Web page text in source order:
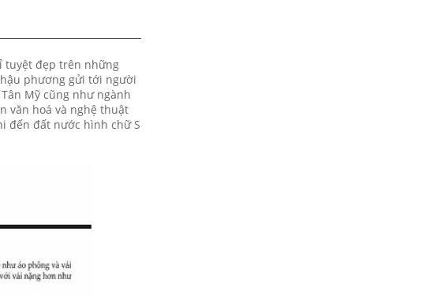
tuyệt đẹp trên những
phương gửi tới người
Mỹ cũng như ngành
văn hoá và nghệ thuật
đến đất nước hình chữ S